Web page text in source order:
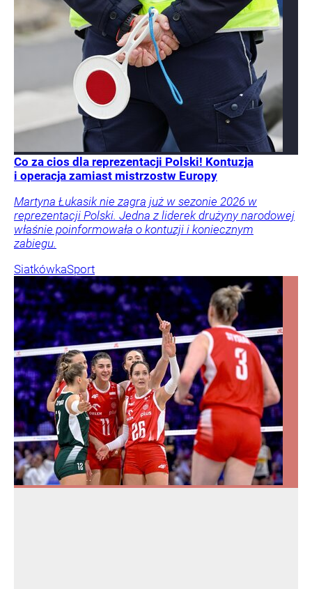
Co za cios dla reprezentacji Polski! Kontuzja
i operacja zamiast mistrzostw Europy
Martyna Łukasik nie zagra już w sezonie 2026 w
reprezentacji Polski. Jedna z liderek drużyny narodowej
właśnie poinformowała o kontuzji i koniecznym
zabiegu.
SiatkówkaSport